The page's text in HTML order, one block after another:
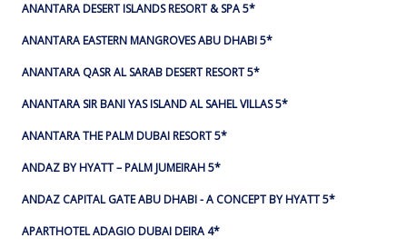
ANANTARA DESERT ISLANDS RESORT & SPA 5*
ANANTARA EASTERN MANGROVES ABU DHABI 5*
ANANTARA QASR AL SARAB DESERT RESORT 5*
ANANTARA SIR BANI YAS ISLAND AL SAHEL VILLAS 5*
ANANTARA THE PALM DUBAI RESORT 5*
ANDAZ BY HYATT – PALM JUMEIRAH 5*
ANDAZ CAPITAL GATE ABU DHABI - A CONCEPT BY HYATT 5*
APARTHOTEL ADAGIO DUBAI DEIRA 4*